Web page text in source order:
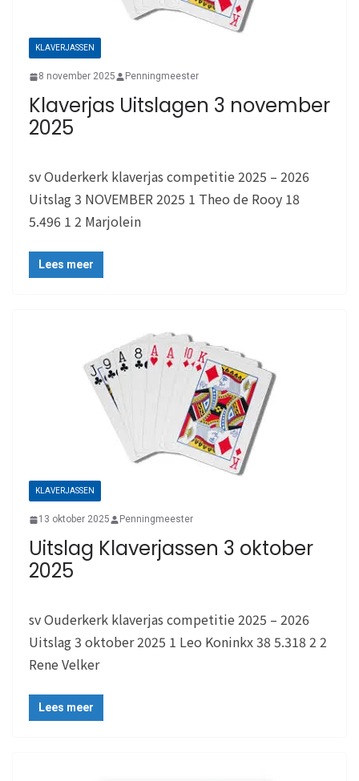
KLAVERJASSEN
8 november 2025 Penningmeester
Klaverjas Uitslagen 3 november
2025
sv Ouderkerk klaverjas competitie 2025 – 2026
Uitslag 3 NOVEMBER 2025 1 Theo de Rooy 18
5.496 1 2 Marjolein
Lees meer
KLAVERJASSEN
13 oktober 2025 Penningmeester
Uitslag Klaverjassen 3 oktober
2025
sv Ouderkerk klaverjas competitie 2025 – 2026
Uitslag 3 oktober 2025 1 Leo Koninkx 38 5.318 2 2
Rene Velker
Lees meer